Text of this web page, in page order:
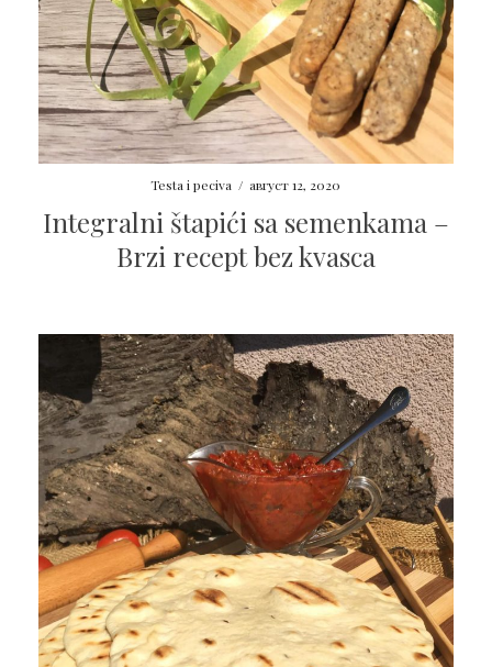
Testa i peciva / август 12, 2020
Integralni štapići sa semenkama –
Brzi recept bez kvasca